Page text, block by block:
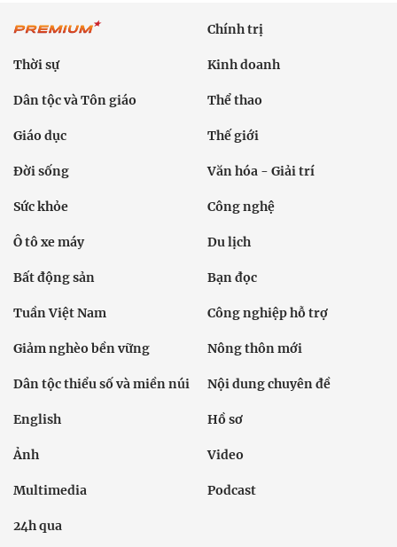
Chính trị
Thời sự Kinh doanh
Dân tộc và Tôn giáo Thể thao
Giáo dục Thế giới
Đời sống Văn hóa - Giải trí
Sức khỏe Công nghệ
Ô tô xe máy Du lịch
Bất động sản Bạn đọc
Tuần Việt Nam Công nghiệp hỗ trợ
Giảm nghèo bền vững Nông thôn mới
Dân tộc thiểu số và miền núi Nội dung chuyên đề
English Hồ sơ
Ảnh Video
Multimedia Podcast
24h qua